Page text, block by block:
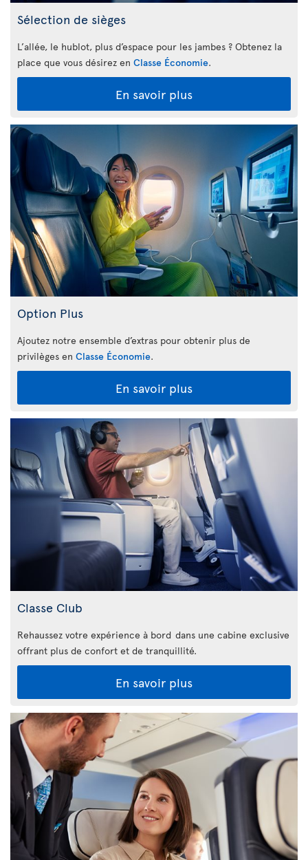
Sélection de sièges
L’allée, le hublot, plus d’espace pour les jambes ? Obtenez la
place que vous désirez en Classe Économie.
En savoir plus
Option Plus
Ajoutez notre ensemble d’extras pour obtenir plus de
privilèges en Classe Économie.
En savoir plus
Classe Club
Rehaussez votre expérience à bord dans une cabine exclusive
offrant plus de confort et de tranquillité.
En savoir plus